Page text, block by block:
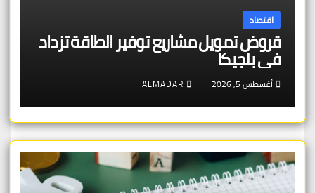
اقتصاد
قروض تمويل مشاريع توفير الطاقة تزداد
في بلجيكا
أغسطس 5, 2026 ALMADAR